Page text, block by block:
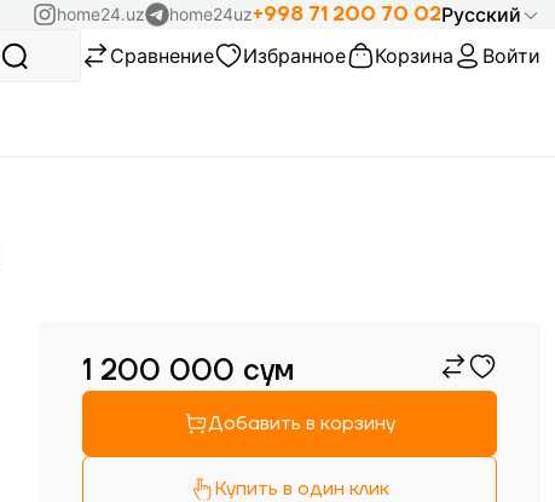
home24.uz home24uz+998 71 200 70 02Русский
Сравнение Избранное Корзина Войти
1 200 000 сум
Добавить в корзину
Купить в один клик